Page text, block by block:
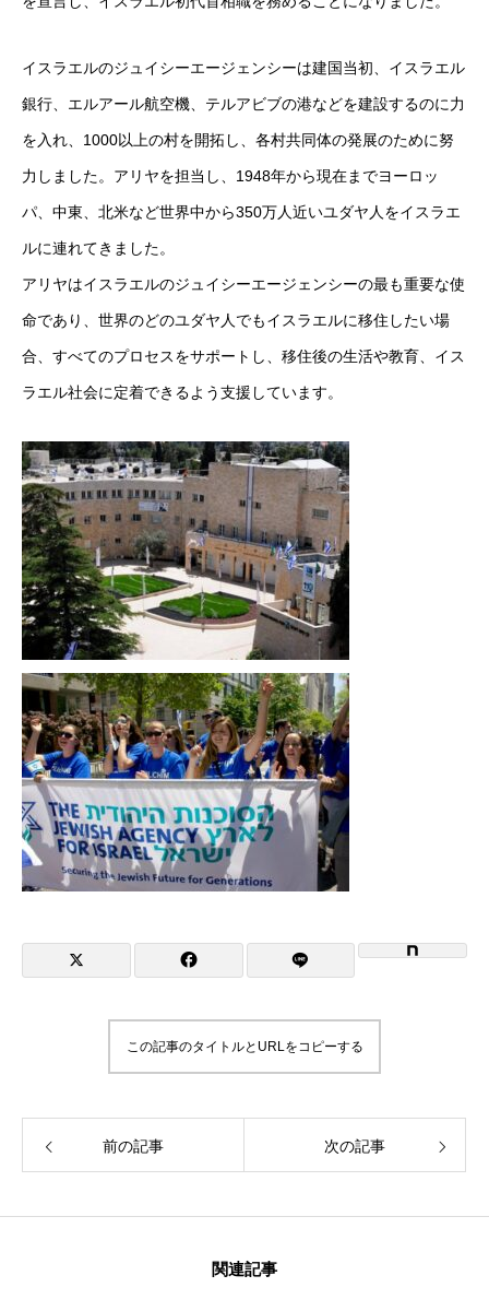
イスラエルのジュイシーエージェンシーは建国当初、イスラエル
銀行、エルアール航空機、テルアビブの港などを建設するのに力
を入れ、1000以上の村を開拓し、各村共同体の発展のために努
力しました。アリヤを担当し、1948年から現在までヨーロッ
パ、中東、北米など世界中から350万人近いユダヤ人をイスラエ
ルに連れてきました。
アリヤはイスラエルのジュイシーエージェンシーの最も重要な使
命であり、世界のどのユダヤ人でもイスラエルに移住したい場
合、すべてのプロセスをサポートし、移住後の生活や教育、イス
ラエル社会に定着できるよう支援しています。
この記事のタイトルとURLをコピーする
前の記事 次の記事
関連記事